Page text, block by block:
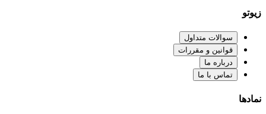
زیوتو
سوالات متداول
قوانین و مقررات
درباره ما
تماس با ما
نمادها